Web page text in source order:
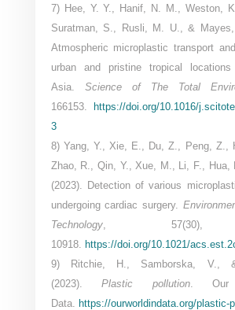
7) Hee, Y. Y., Hanif, N. M., Weston,
Suratman, S., Rusli, M. U., & Mayes,
Atmospheric microplastic transport
urban and pristine tropical
Asia.
Science of The Total
166153.
https://doi.org/10.1016/
3
8) Yang, Y., Xie, E., Du, Z., Peng, Z.,
Zhao, R., Qin, Y., Xue, M., Li, F., Hua,
(2023). Detection of various
undergoing cardiac surgery.
Technology, 57(30),
10918. https://doi.org/10.1021/
9) Ritchie, H., Samborska, V.,
(2023).
Plastic pollution. Our
Data. https://ourworldindata.org/plastic-